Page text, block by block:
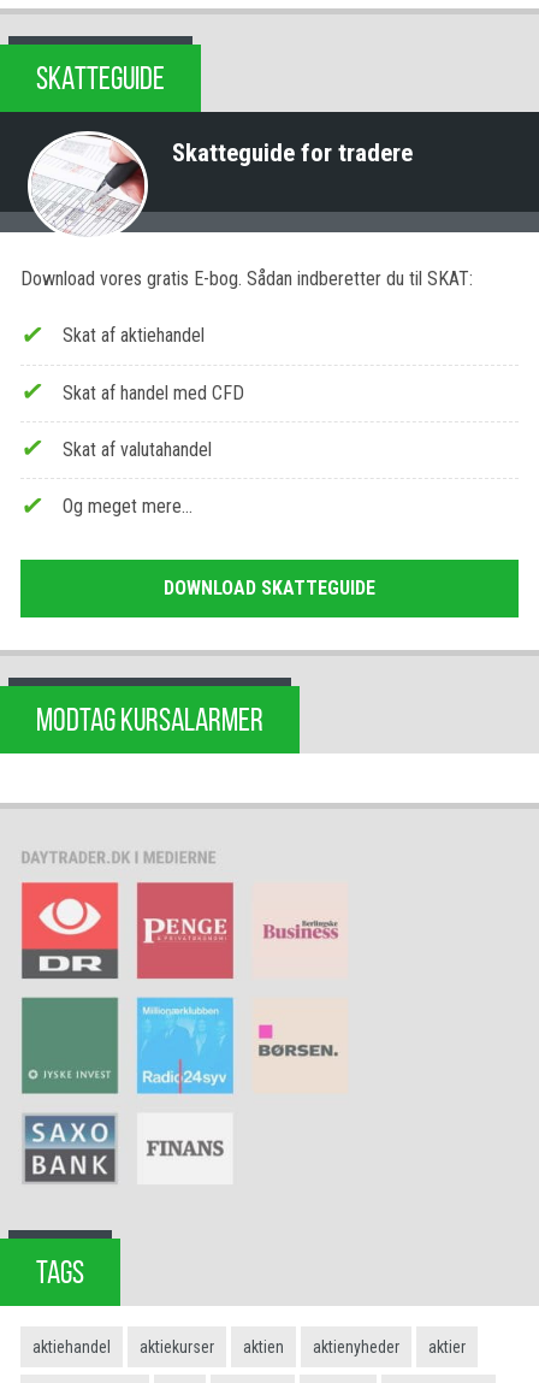
SKATTEGUIDE
Skatteguide for tradere
Download vores gratis E-bog. Sådan indberetter du til SKAT:
Skat af aktiehandel
Skat af handel med CFD
Skat af valutahandel
Og meget mere…
DOWNLOAD SKATTEGUIDE
MODTAG KURSALARMER
TAGS
aktiehandel aktiekurser aktien aktienyheder aktier